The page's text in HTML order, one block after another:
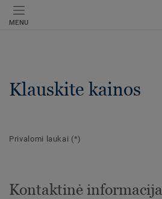
MENU
Klauskite kainos
Privalomi laukai (*)
Kontaktinė informacija